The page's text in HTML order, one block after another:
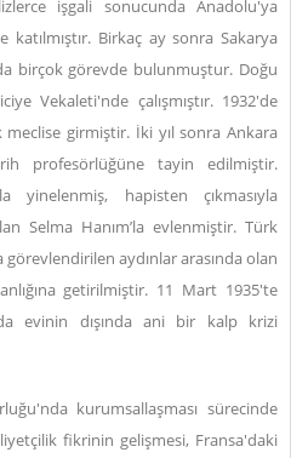
işgali sonucunda Anadolu'ya
Birkaç ay sonra Sakarya
birçok görevde bulunmuştur. Doğu
Vekaleti'nde çalışmıştır. 1932'de
girmiştir. İki yıl sonra Ankara
profesörlüğüne tayin edilmiştir.
yinelenmiş, hapisten çıkmasıyla
Selma Hanım’la evlenmiştir. Türk
aydınlar arasında olan
getirilmiştir. 11 Mart 1935'te
evinin dışında ani bir kalp krizi
kurumsallaşması sürecinde
fikrinin gelişmesi, Fransa'daki